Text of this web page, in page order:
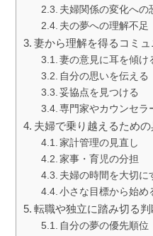
夫婦関係の変化への
夫の夢への理解不足
妻から理解を得るコミ
妻の意見に耳を傾け
自分の思いを伝える
妥協点を見つける
専門家やカウンセラ
夫婦で乗り越えるため
家計管理の見直し
家事・育児の分担
夫婦の時間を大切に
小さな目標から始め
転職や独立に踏み切る
自分の夢の優先順位